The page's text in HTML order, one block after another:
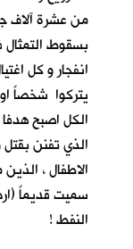
من عشرة آلاف
بسقوط
انفجار و كل
يتركوا شخصاً
الكل اصبح
الذي تفنن
الاطفال ،
سميت قديماً
النفط !